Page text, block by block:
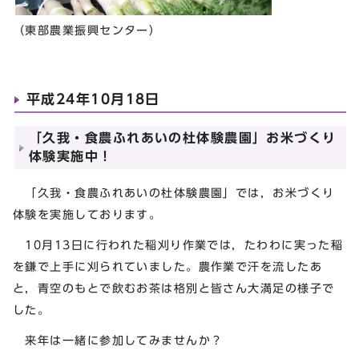
（東部農業振興センター）
平成24年10月18日
「久我・食農ふれあいの杜体験農園」お米づくり
体験実施中！
「久我・食農ふれあいの杜体験農園」では，お米づくり
体験を実施しております。
10月13日に行われた稲刈り作業では，たわわに実った稲
を鎌で上手に刈られていました。農作業で汗を流したあ
と，青空のもとで飲むお茶は格別と皆さん大満足の様子で
した。
来年は一緒に参加してみませんか？